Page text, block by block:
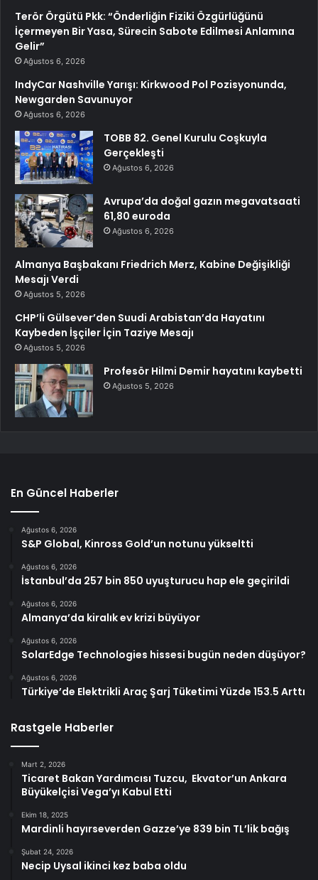
Terör Örgütü Pkk: “Önderliğin Fiziki Özgürlüğünü
İçermeyen Bir Yasa, Sürecin Sabote Edilmesi Anlamına
Gelir”
Ağustos 6, 2026
IndyCar Nashville Yarışı: Kirkwood Pol Pozisyonunda,
Newgarden Savunuyor
Ağustos 6, 2026
TOBB 82. Genel Kurulu Coşkuyla
Gerçekleşti
Ağustos 6, 2026
Avrupa’da doğal gazın megavatsaati
61,80 euroda
Ağustos 6, 2026
Almanya Başbakanı Friedrich Merz, Kabine Değişikliği
Mesajı Verdi
Ağustos 5, 2026
CHP’li Gülsever’den Suudi Arabistan’da Hayatını
Kaybeden İşçiler İçin Taziye Mesajı
Ağustos 5, 2026
Profesör Hilmi Demir hayatını kaybetti
Ağustos 5, 2026
En Güncel Haberler
Ağustos 6, 2026
S&P Global, Kinross Gold’un notunu yükseltti
Ağustos 6, 2026
İstanbul’da 257 bin 850 uyuşturucu hap ele geçirildi
Ağustos 6, 2026
Almanya’da kiralık ev krizi büyüyor
Ağustos 6, 2026
SolarEdge Technologies hissesi bugün neden düşüyor?
Ağustos 6, 2026
Türkiye’de Elektrikli Araç Şarj Tüketimi Yüzde 153.5 Arttı
Rastgele Haberler
Mart 2, 2026
Ticaret Bakan Yardımcısı Tuzcu, Ekvator’un Ankara
Büyükelçisi Vega’yı Kabul Etti
Ekim 18, 2025
Mardinli hayırseverden Gazze’ye 839 bin TL’lik bağış
Şubat 24, 2026
Necip Uysal ikinci kez baba oldu